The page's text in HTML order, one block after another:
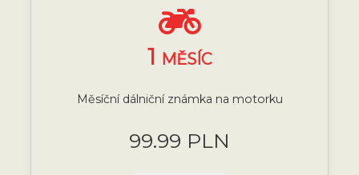
1 MĚSÍC
Měsíční dálniční známka na motorku
99.99 PLN